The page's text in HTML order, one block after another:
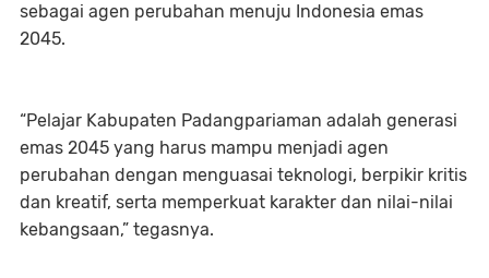
sebagai agen perubahan menuju Indonesia emas
2045.
“Pelajar Kabupaten Padangpariaman adalah generasi
emas 2045 yang harus mampu menjadi agen
perubahan dengan menguasai teknologi, berpikir kritis
dan kreatif, serta memperkuat karakter dan nilai-nilai
kebangsaan,” tegasnya.